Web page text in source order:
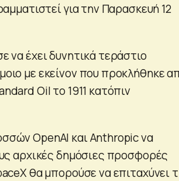
για την Παρασκευή 12
να έχει δυνητικά τεράστιο
με εκείνον που προκλήθηκε
Oil το 1911 κατόπιν
OpenAI και Anthropic να
αρχικές δημόσιες προσφορές
θα μπορούσε να επιταχύνει